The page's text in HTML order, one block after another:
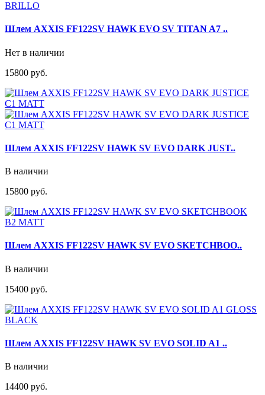
Шлем AXXIS FF122SV HAWK EVO SV TITAN A7 ..
Нет в наличии
15800 руб.
Шлем AXXIS FF122SV HAWK SV EVO DARK JUST..
В наличии
15800 руб.
Шлем AXXIS FF122SV HAWK SV EVO SKETCHBOO..
В наличии
15400 руб.
Шлем AXXIS FF122SV HAWK SV EVO SOLID A1 ..
В наличии
14400 руб.